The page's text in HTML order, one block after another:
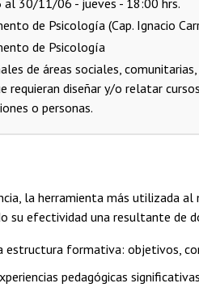
de Psicología (Cap. Ignacio
de Psicología
de áreas sociales,
requieran diseñar y/o relatar
o personas.
la herramienta más utilizada
su efectividad una resultante de
estructura formativa: objetivos,
pedagógicas